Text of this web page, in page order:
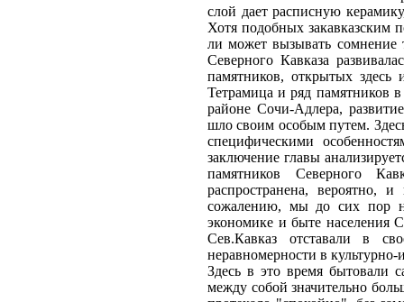
слой дает расписную
Хотя подобных закавказским
ли может вызывать сомнение
Северного Кавказа
памятников, открытых здесь
Тетрамица и ряд памятников
районе Сочи-Адлера,
шло своим особым путем.
специфическими
заключение главы
памятников Северного
распространена, вероятно,
сожалению, мы до сих пор
экономике и быте населения
Сев.Кавказ отставали в
неравномерности в культурно-
Здесь в это время бытовали
между собой значительно